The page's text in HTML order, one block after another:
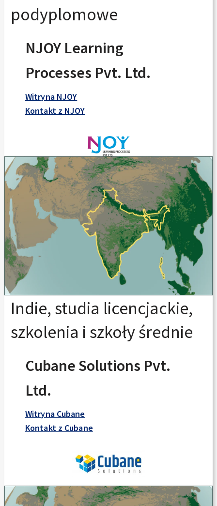
podyplomowe
NJOY Learning
Processes Pvt. Ltd.
Witryna NJOY
Kontakt z NJOY
Indie, studia licencjackie,
szkolenia i szkoły średnie
Cubane Solutions Pvt.
Ltd.
Witryna Cubane
Kontakt z Cubane